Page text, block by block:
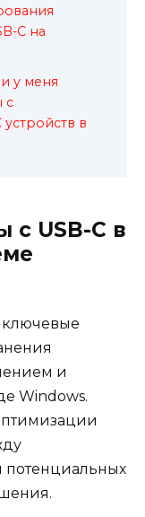
C на
у меня
с
в
с USB-C в
ключевые
и
Windows.
потенциальных